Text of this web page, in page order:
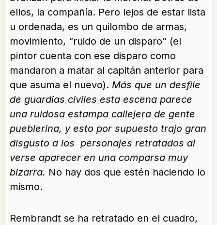
ellos, la compañía. Pero lejos de estar lista
u ordenada, es un quilombo de armas,
movimiento, “ruido de un disparo” (el
pintor cuenta con ese disparo como
mandaron a matar al capitán anterior para
que asuma el nuevo). Más que un desfile
de guardias civiles esta escena parece
una ruidosa estampa callejera de gente
pueblerina, y esto por supuesto trajo gran
disgusto a los personajes retratados al
verse aparecer en una comparsa muy
bizarra. No hay dos que estén haciendo lo
mismo.
Rembrandt se ha retratado en el cuadro,